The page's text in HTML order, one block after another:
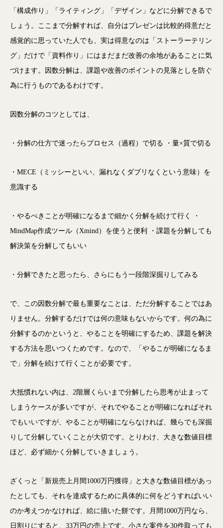
「構成作り」「ライティング」「デザイン」などに分解できるで
しょう。ここまで分解すれば、自分はプレゼンは比較的得意だと
感覚的に思っていた人でも、実は得意なのは「ストーラーテリン
グ」だけで「資料作り」にはまだまだ改善の余地があることに気
づけます。因数分解は、課題や改善のポイントの見落としを防ぐ
為に行うものであるわけです。
因数分解のコツとしては、
・分解の仕方で迷ったらプロセス（過程）で切る ・量×質で切る
・MECE（ミッシーといい、漏れなくダブリなくという意味）を
意識する
・やるべきことが明確になるまで細かく分解を続けて行く ・
MindMap作成ツール（Xmind）を使うと便利 ・課題を分解しても
解決策を分解してもいい
・分解できたと思ったら、さらにもう一段階深掘りしてみる
で、この因数分解で最も重要なことは、ただ分解することではあ
りません。分解するだけでは何の意味もないからです。何の為に
分解するのかというと、やることを明確にするため、課題を解決
する方法を思いつくためです。なので、「やるこが明確になるま
で」分解を続けて行くことが必要です。
大抵慣れない内は、2階層くらいまで分解したら思考が止まって
しまうケースが多いですが、それでやることが明確になればそれ
でもいいですが、やることが明確にならなければ、幾らでも深掘
りして分解していくことが大切です。とりわけ、大きな数値目標
ほど、必ず細かく分解していきましょう。
ざくっと「新規売上月間1000万円獲得」と大きな数値目標があっ
たとしても、それを達成するために具体的に何をどうすればいい
のか考えつかなければ、絵に描いた餅です。月間1000万円なら、
日割りにすると、33万円の売上です。小さな案件を30件取っても